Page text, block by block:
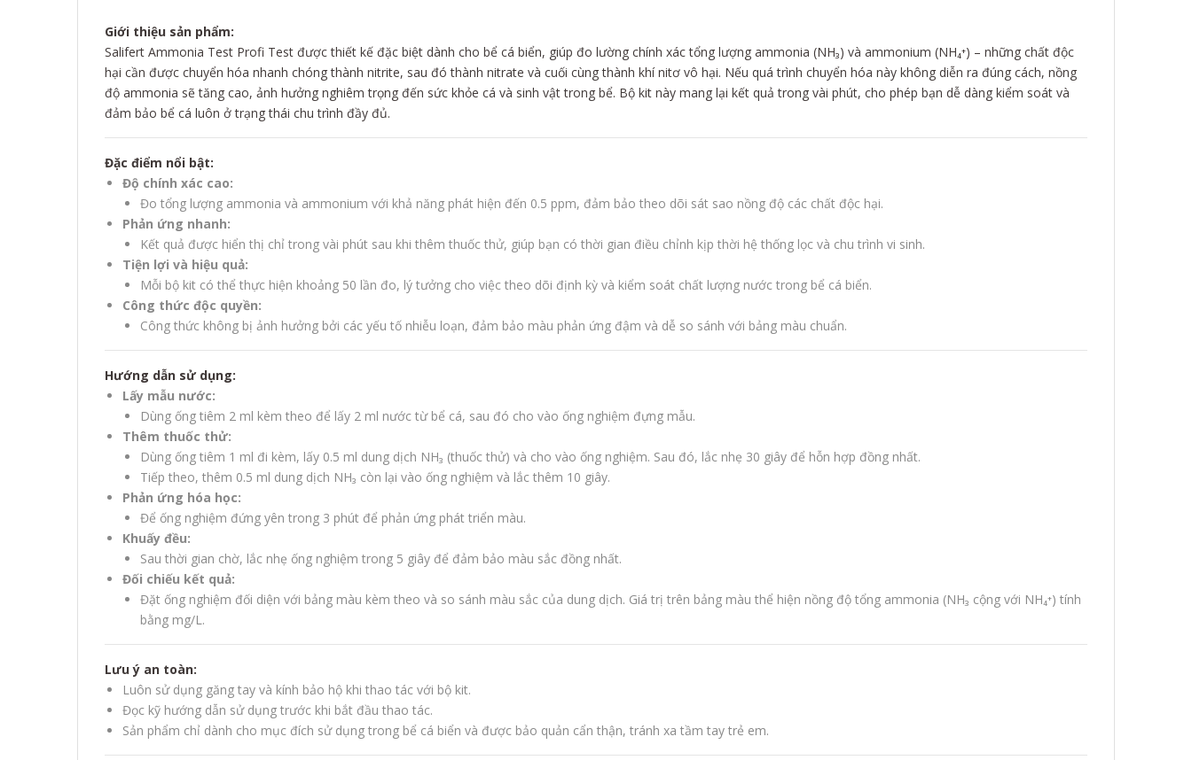
Giới thiệu sản phẩm:
Salifert Ammonia Test Profi Test được thiết kế đặc biệt dành cho bể cá biển, giúp đo lường chính xác tổng lượng ammonia (NH₃) và ammonium (NH₄⁺) – những chất độc
hại cần được chuyển hóa nhanh chóng thành nitrite, sau đó thành nitrate và cuối cùng thành khí nitơ vô hại. Nếu quá trình chuyển hóa này không diễn ra đúng cách, nồng
độ ammonia sẽ tăng cao, ảnh hưởng nghiêm trọng đến sức khỏe cá và sinh vật trong bể. Bộ kit này mang lại kết quả trong vài phút, cho phép bạn dễ dàng kiểm soát và
đảm bảo bể cá luôn ở trạng thái chu trình đầy đủ.
Đặc điểm nổi bật:
Độ chính xác cao:
Đo tổng lượng ammonia và ammonium với khả năng phát hiện đến 0.5 ppm, đảm bảo theo dõi sát sao nồng độ các chất độc hại.
Phản ứng nhanh:
Kết quả được hiển thị chỉ trong vài phút sau khi thêm thuốc thử, giúp bạn có thời gian điều chỉnh kịp thời hệ thống lọc và chu trình vi sinh.
Tiện lợi và hiệu quả:
Mỗi bộ kit có thể thực hiện khoảng 50 lần đo, lý tưởng cho việc theo dõi định kỳ và kiểm soát chất lượng nước trong bể cá biển.
Công thức độc quyền:
Công thức không bị ảnh hưởng bởi các yếu tố nhiễu loạn, đảm bảo màu phản ứng đậm và dễ so sánh với bảng màu chuẩn.
Hướng dẫn sử dụng:
Lấy mẫu nước:
Dùng ống tiêm 2 ml kèm theo để lấy 2 ml nước từ bể cá, sau đó cho vào ống nghiệm đựng mẫu.
Thêm thuốc thử:
Dùng ống tiêm 1 ml đi kèm, lấy 0.5 ml dung dịch NH₃ (thuốc thử) và cho vào ống nghiệm. Sau đó, lắc nhẹ 30 giây để hỗn hợp đồng nhất.
Tiếp theo, thêm 0.5 ml dung dịch NH₃ còn lại vào ống nghiệm và lắc thêm 10 giây.
Phản ứng hóa học:
Để ống nghiệm đứng yên trong 3 phút để phản ứng phát triển màu.
Khuấy đều:
Sau thời gian chờ, lắc nhẹ ống nghiệm trong 5 giây để đảm bảo màu sắc đồng nhất.
Đối chiếu kết quả:
Đặt ống nghiệm đối diện với bảng màu kèm theo và so sánh màu sắc của dung dịch. Giá trị trên bảng màu thể hiện nồng độ tổng ammonia (NH₃ cộng với NH₄⁺) tính
bằng mg/L.
Lưu ý an toàn:
Luôn sử dụng găng tay và kính bảo hộ khi thao tác với bộ kit.
Đọc kỹ hướng dẫn sử dụng trước khi bắt đầu thao tác.
Sản phẩm chỉ dành cho mục đích sử dụng trong bể cá biển và được bảo quản cẩn thận, tránh xa tầm tay trẻ em.